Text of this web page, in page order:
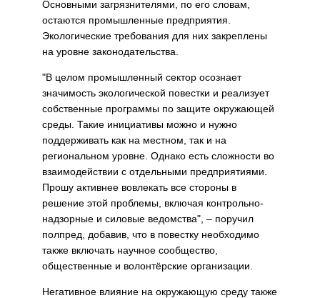
Основными загрязнителями, по его словам,
остаются промышленные предприятия.
Экологические требования для них закреплены
на уровне законодательства.
"В целом промышленный сектор осознает
значимость экологической повестки и реализует
собственные программы по защите окружающей
среды. Такие инициативы можно и нужно
поддерживать как на местном, так и на
региональном уровне. Однако есть сложности во
взаимодействии с отдельными предприятиями.
Прошу активнее вовлекать все стороны в
решение этой проблемы, включая контрольно-
надзорные и силовые ведомства", – поручил
полпред, добавив, что в повестку необходимо
также включать научное сообщество,
общественные и волонтёрские организации.
Негативное влияние на окружающую среду также